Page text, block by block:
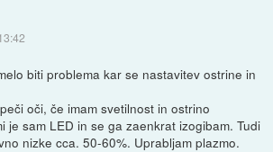
biti problema kar se nastavitev ostrine in
oči, če imam svetilnost in ostrino
je sam LED in se ga zaenkrat izogibam. Tudi
nizke cca. 50-60%. Uprabljam plazmo.